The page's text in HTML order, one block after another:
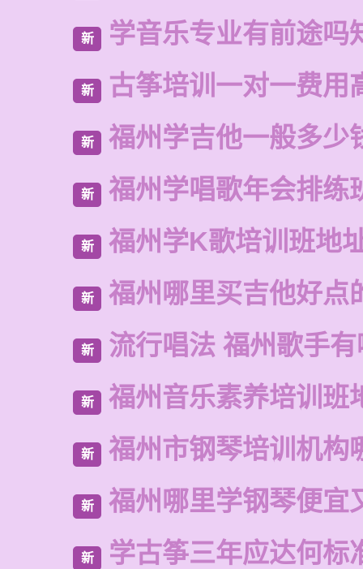
新 学音乐专业有前途吗
新 古筝培训一对一费用
新 福州学吉他一般多少
新 福州学唱歌年会排练
新 福州学K歌培训班地
新 福州哪里买吉他好点
新 流行唱法 福州歌手
新 福州音乐素养培训班
新 福州市钢琴培训机构
新 福州哪里学钢琴便宜
新 学古筝三年应达何标